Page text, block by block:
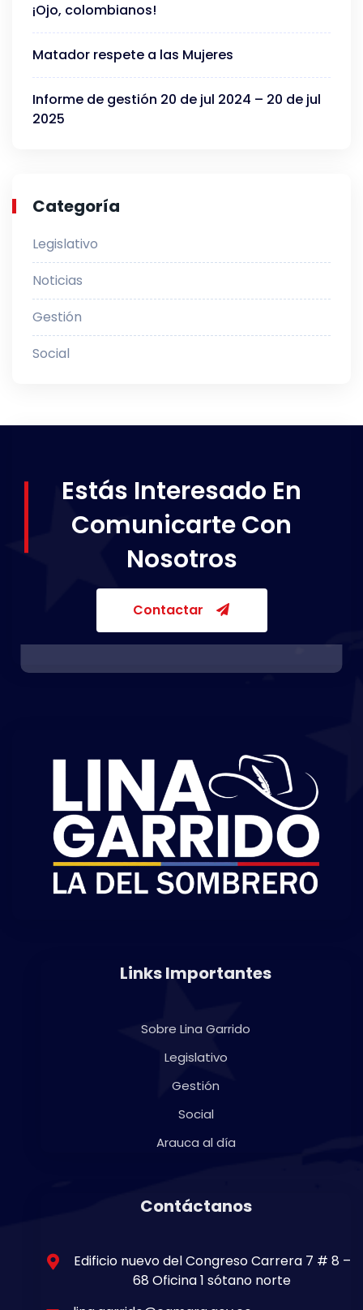
¡Ojo, colombianos!
Matador respete a las Mujeres
Informe de gestión 20 de jul 2024 – 20 de jul
2025
Categoría
Legislativo
Noticias
Gestión
Social
Estás Interesado En
Comunicarte Con
Nosotros
Contactar
Links Importantes
Sobre Lina Garrido
Legislativo
Gestión
Social
Arauca al día
Contáctanos
Edificio nuevo del Congreso Carrera 7 # 8 –
68 Oficina 1 sótano norte